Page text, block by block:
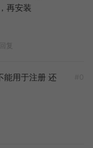
再安装
回复
能用于注册 还